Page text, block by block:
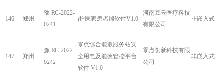
146 郑州
豫 RC-2022-
0241
i护医家患者端软件V1.0
河南豆云医疗科技
有限公司
非嵌入式
147 郑州
豫 RC-2022-
0242
零点综合能源服务站安
全用电及能效管控平台
软件 V1.0
零点创新科技有限
公司
非嵌入式